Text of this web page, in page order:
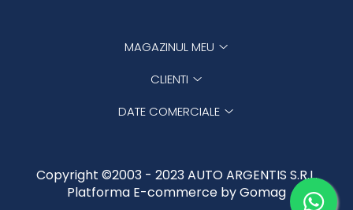
MAGAZINUL MEU
CLIENTI
DATE COMERCIALE
Copyright ©2003 - 2023 AUTO ARGENTIS S.R.L.
Platforma E-commerce by Gomag